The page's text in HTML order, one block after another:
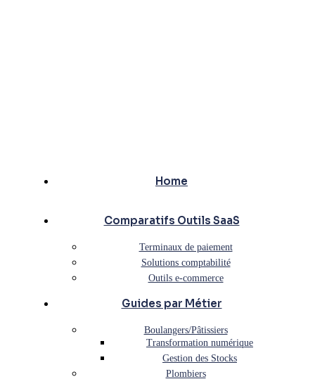
Home
Comparatifs Outils SaaS
Terminaux de paiement
Solutions comptabilité
Outils e-commerce
Guides par Métier
Boulangers/Pâtissiers
Transformation numérique
Gestion des Stocks
Plombiers